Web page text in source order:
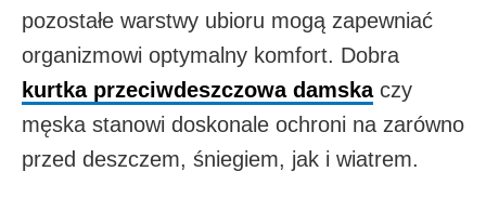
pozostałe warstwy ubioru mogą zapewniać
organizmowi optymalny komfort. Dobra
kurtka przeciwdeszczowa damskaczy
męska stanowi doskonale ochroni na zarówno
przed deszczem, śniegiem, jak i wiatrem.